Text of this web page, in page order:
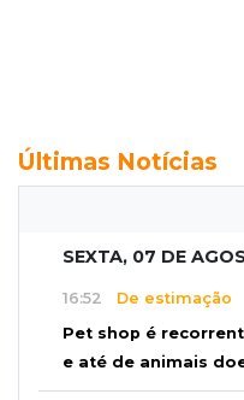
Últimas Notícias
SEXTA, 07 DE
16:52 De estimação
Pet shop é
e até de animais